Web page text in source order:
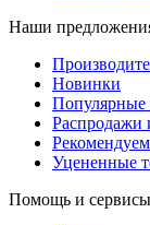
Наши
Новинки
Популярные
Распродажи
Уцененные
Помощь и сервисы